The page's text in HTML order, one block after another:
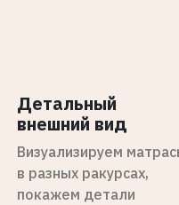
Детальный
внешний вид
Визуализируем
в разных ракурсах,
покажем детали